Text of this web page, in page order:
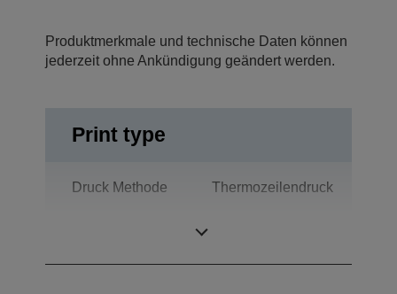
Produktmerkmale und technische Daten können
jederzeit ohne Ankündigung geändert werden.
Print type
Druck Methode Thermozeilendruck